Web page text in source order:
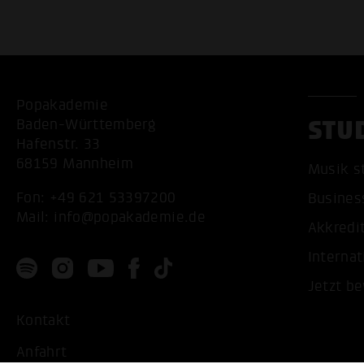
Popakademie
Baden-Württemberg
Hafenstr. 33
68159 Mannheim
Fon: +49 621 53397200
Mail: info@popakademie.de
Kontakt
Anfahrt
Musik
Jetzt